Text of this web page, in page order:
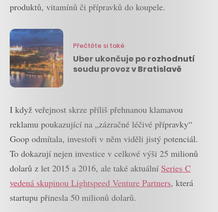
produktů, vitamínů či přípravků do koupele.
Přečtěte si také
Uber ukončuje po rozhodnutí
soudu provoz v Bratislavě
I když veřejnost skrze příliš přehnanou klamavou
reklamu poukazující na „zázračné léčivé přípravky“
Goop odmítala, investoři v něm viděli jistý potenciál.
To dokazují nejen investice v celkové výši 25 milionů
dolarů z let 2015 a 2016, ale také aktuální Series C
vedená skupinou Lightspeed Venture Partners, která
startupu přinesla 50 milionů dolarů.